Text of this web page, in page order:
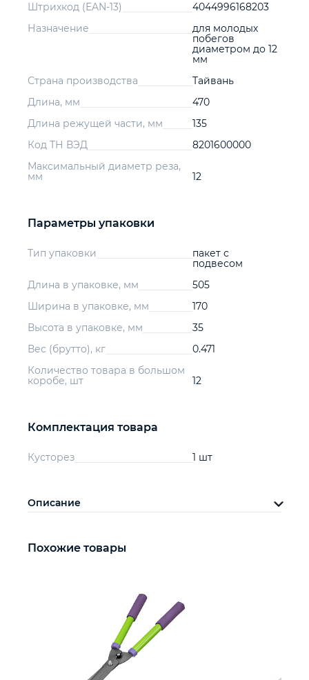
Штрихкод (EAN-13)
4044996168203
Назначение
для молодых
побегов
диаметром до 12
мм
Страна производства
Тайвань
Длина, мм
470
Длина режущей части, мм
135
Код ТН ВЭД
8201600000
Максимальный диаметр реза,
мм
12
Параметры упаковки
Тип упаковки
пакет с
подвесом
Длина в упаковке, мм
505
Ширина в упаковке, мм
170
Высота в упаковке, мм
35
Вес (брутто), кг
0.471
Количество товара в большом
коробе, шт
12
Комплектация товара
Кусторез 1 шт
Описание
Похожие товары